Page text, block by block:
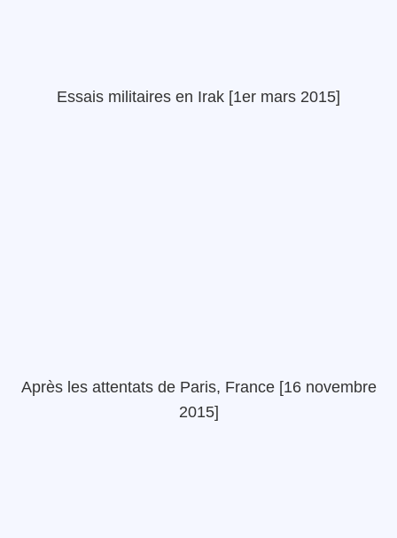
Essais militaires en Irak [1er mars 2015]
Après les attentats de Paris, France [16 novembre
2015]